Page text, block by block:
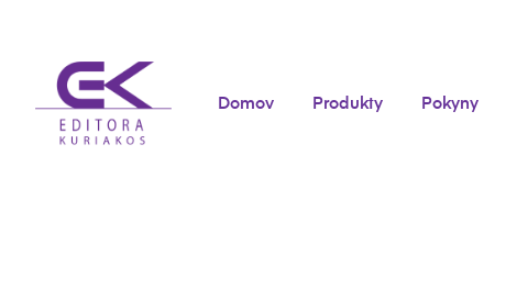
Domov Produkty Pokyny